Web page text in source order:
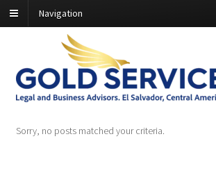
Navigation
Sorry, no posts matched your criteria.